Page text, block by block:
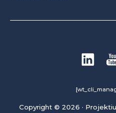
Copyright © 2026 ·